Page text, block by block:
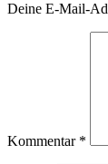
Deine E-Mail-
Kommentar *